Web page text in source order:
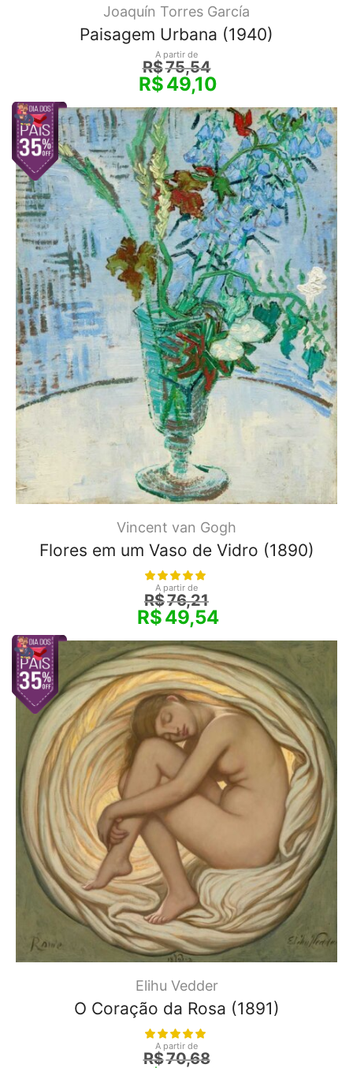
Joaquín Torres García
Paisagem Urbana (1940)
A partir de
R$75,54
R$49,10
Vincent van Gogh
Flores em um Vaso de Vidro (1890)
A partir de
R$76,21
R$49,54
Elihu Vedder
O Coração da Rosa (1891)
A partir de
R$70,68